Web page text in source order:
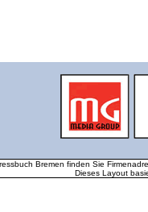
Bremen finden Sie
Dieses Layout